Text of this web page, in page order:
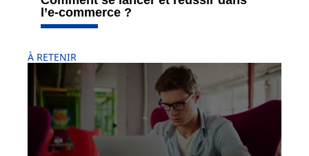
l’e-commerce ?
À RETENIR